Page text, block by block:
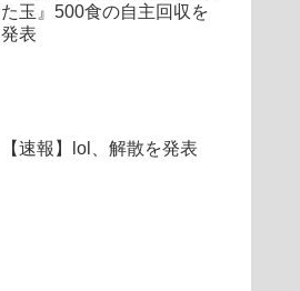
た玉』500食の自主回収を
発表
【速報】lol、解散を発表